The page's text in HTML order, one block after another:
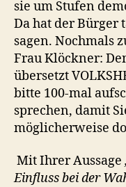
sie um Stufen
Da hat der Bürger
sagen. Nochmals
Frau Klöckner:
übersetzt
bitte 100-mal
sprechen, damit
möglicherweise
Mit Ihrer Aussage
Einfluss bei der